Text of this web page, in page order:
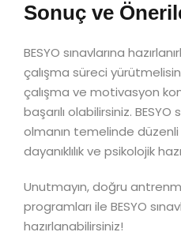
Sonuç ve
BESYO sınavlarına
çalışma süreci
çalışma ve motivasyon
başarılı olabilirsiniz. BESYO
olmanın temelinde düzenli
dayanıklılık ve psikolojik
Unutmayın, doğru
programları ile BESYO
hazırlanabilirsiniz!